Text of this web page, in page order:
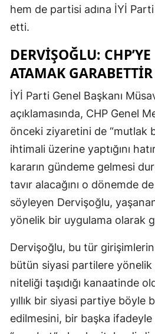
hem de partisi adına İYİ
etti.
DERVIŞOĞLU:
ATAMAK GARABETTIR
İYİ Parti Genel Başkanı
açıklamasında, CHP Genel
önceki ziyaretini de “mutlak
ihtimali üzerine yaptığını
kararın gündeme gelmesi
tavır alacağını o dönemde
söyleyen Dervişoğlu,
yönelik bir uygulama olarak
Dervişoğlu, bu tür
bütün siyasi partilere
niteliği taşıdığı kanaatinde
yıllık bir siyasi partiye böyle
edilmesini, bir başka ifadeyle